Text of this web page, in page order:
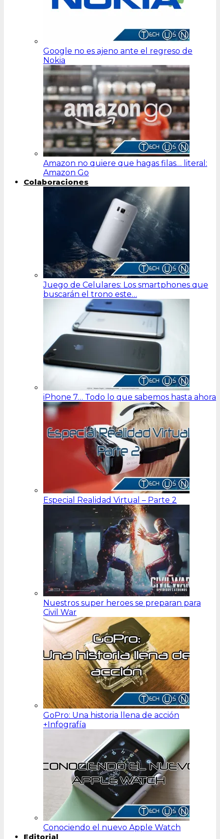
Google no es ajeno ante el regreso de
Nokia
Amazon no quiere que hagas filas… literal:
Amazon Go
Colaboraciones
Juego de Celulares: Los smartphones que
buscarán el trono este…
iPhone 7… Todo lo que sabemos hasta ahora
Especial Realidad Virtual – Parte 2
Nuestros super heroes se preparan para
Civil War
GoPro: Una historia llena de acción
+Infografía
Conociendo el nuevo Apple Watch
Editorial